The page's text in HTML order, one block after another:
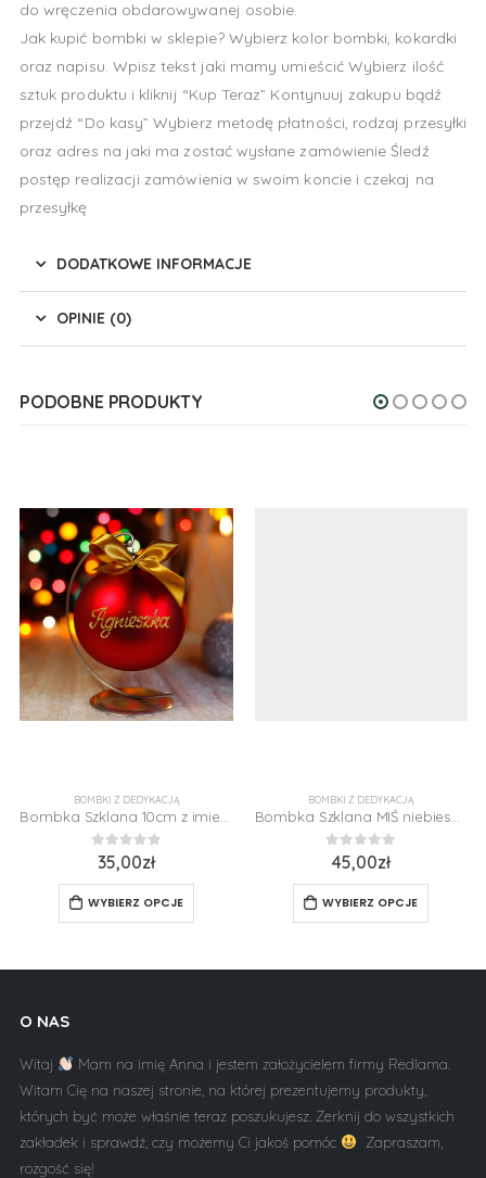
do wręczenia obdarowywanej osobie.
Jak kupić bombki w sklepie? Wybierz kolor bombki, kokardki
oraz napisu. Wpisz tekst jaki mamy umieścić Wybierz ilość
sztuk produktu i kliknij “Kup Teraz” Kontynuuj zakupu bądź
przejdź “Do kasy” Wybierz metodę płatności, rodzaj przesyłki
oraz adres na jaki ma zostać wysłane zamówienie Śledź
postęp realizacji zamówienia w swoim koncie i czekaj na
przesyłkę
DODATKOWE INFORMACJE
OPINIE (0)
PODOBNE PRODUKTY
BOMBKI Z DEDYKACJĄ
0z 5
35,00zł
WYBIERZ OPCJE
BOMBKI Z DEDYKACJĄ
z 5
45,00zł
WYBIERZ OPCJE
O NAS
Witaj
Mam na imię Anna i jestem założycielem firmy Redlama.
Witam Cię na naszej stronie, na której prezentujemy produkty,
których być może właśnie teraz poszukujesz. Zerknij do wszystkich
zakładek i sprawdź, czy możemy Ci jakoś pomóc
Zapraszam,
rozgość się!